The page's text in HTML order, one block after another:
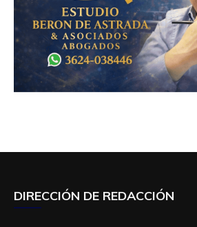
DIRECCIÓN DE REDACCIÓN